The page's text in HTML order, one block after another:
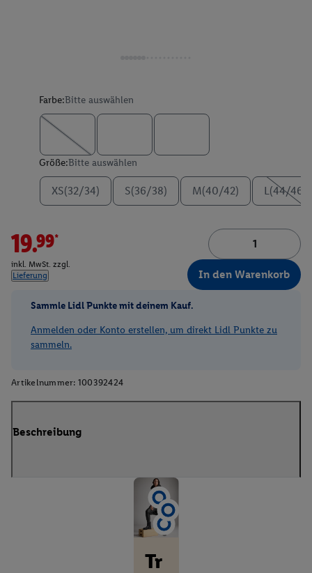
Farbe:Bitte auswählen
Größe:Bitte auswählen
XS(32/34) S(36/38) M(40/42) L(44/46)
19.99*
inkl. MwSt. zzgl.
Lieferung
In den Warenkorb
Sammle Lidl Punkte mit deinem Kauf.
Anmelden oder Konto erstellen, um direkt Lidl Punkte zu
sammeln.
Artikelnummer: 100392424
Beschreibung
Tr